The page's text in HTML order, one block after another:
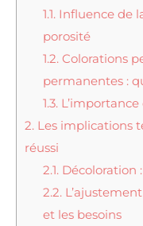
1.1. Influence de
porosité
1.2. Colorations
permanentes :
1.3. L’importance
2. Les implications
réussi
2.1. Décoloration
2.2.
et les besoins